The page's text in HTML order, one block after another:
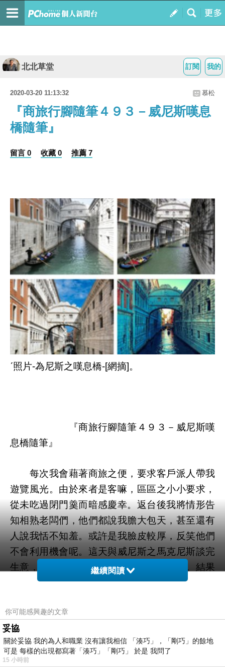
我的
訂閱
北北草堂
2020-03-20 11:13:32 慕松
『商旅行腳隨筆４９３－威尼斯嘆息
橋隨筆』
留言 0 收藏 0 推薦 7
ˊ照片-為尼斯之嘆息橋-[網摘]。
『商旅行腳隨筆４９３－威尼斯嘆
息橋隨筆』
每次我會藉著商旅之便，要求客戶派人帶我
遊覽風光。由於來者是客嘛，區區之小小要求，
從未吃過閉門羹而暗感慶幸。返台後我將情形告
知相熟老闆們，他們都說我膽大包天，甚至還有
人說我恬不知羞。或許是我臉皮較厚，反笑他們
不會利用機會呢。這天與威尼斯之馬克尼斯談完
生意，我又向他提出想走逛威尼斯之意願。結果
又是如願以償，由他的妹妹露薏絲陪我逛遊水都
露薏絲身高
今天小妞穿著紫色系列之裝扮，淡紫色套裝加上
淺紫紗帽，還有素紫色的高跟鞋。走起路來裊裊
繼續閱讀
你可能感興趣的文章
妥協
關於妥協 我的為人和職業 沒有讓我相信 「湊巧」，「剛巧」的餘地
可是 每樣的出現都寫著「湊巧」「剛巧」 於是 我問了
15 小時前